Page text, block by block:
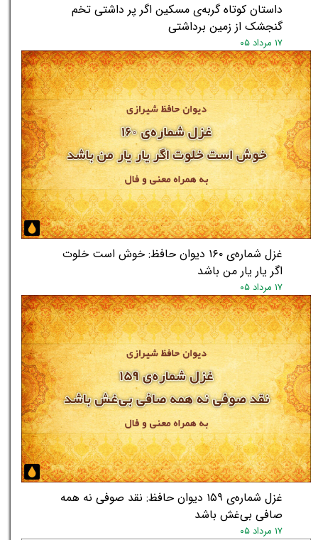
داستان کوتاه گربه‌ی مسکین اگر پر داشتی تخم
گنجشک از زمین برداشتی
۱۷ مرداد ۰۵
غزل شماره‌ی ۱۶۰ دیوان حافظ: خوش است خلوت
اگر یار یار من باشد
۱۷ مرداد ۰۵
غزل شماره‌ی ۱۵۹ دیوان حافظ: نقد صوفی نه همه
صافی بی‌غش باشد
۱۷ مرداد ۰۵